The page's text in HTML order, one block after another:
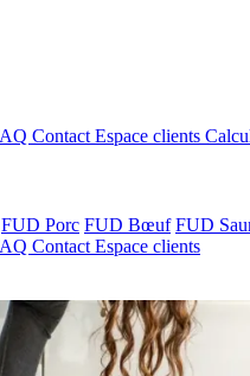
Contact Espace clients
FUD Porc FUD Bœuf FUD
Contact Espace clients